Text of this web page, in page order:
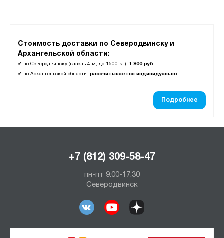
Стоимость доставки по Северодвинску и
Архангельской области:
✔ по Северодвинску (газель 4 м, до 1500 кг): 1 800 руб.
✔ по Архангельской области: рассчитывается индивидуально
Подробнее
+7 (812) 309-58-47
пн-пт 9:00-17:30
Северодвинск